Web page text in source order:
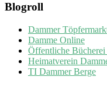
Blogroll
Dammer
Damme Online
Öffentliche
Heimatverein
TI Dammer Berge